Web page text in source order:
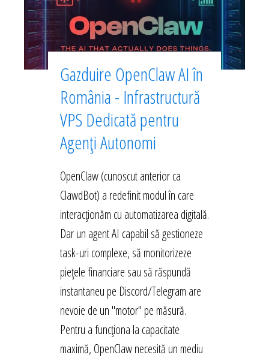
Gazduire OpenClaw AI în
România - Infrastructură
VPS Dedicată pentru
Agenți Autonomi
OpenClaw (cunoscut anterior ca
ClawdBot) a redefinit modul în care
interacționăm cu automatizarea digitală.
Dar un agent AI capabil să gestioneze
task-uri complexe, să monitorizeze
piețele financiare sau să răspundă
instantaneu pe Discord/Telegram are
nevoie de un "motor" pe măsură.
Pentru a funcționa la capacitate
maximă, OpenClaw necesită un mediu